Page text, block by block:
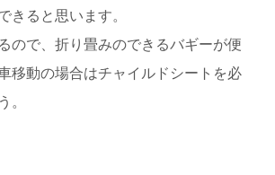
きると思います。
ので、折り畳みのできるバギーが便
移動の場合はチャイルドシートを必